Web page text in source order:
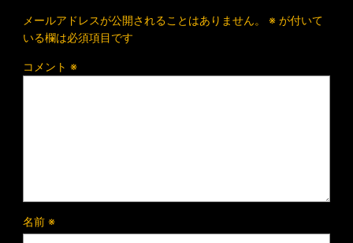
メールアドレスが公開されることはありません。 ※が付いて
いる欄は必須項目です
コメント ※
名前 ※